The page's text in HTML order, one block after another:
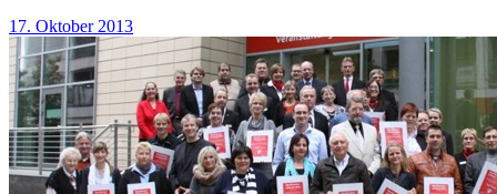
17. Oktober 2013